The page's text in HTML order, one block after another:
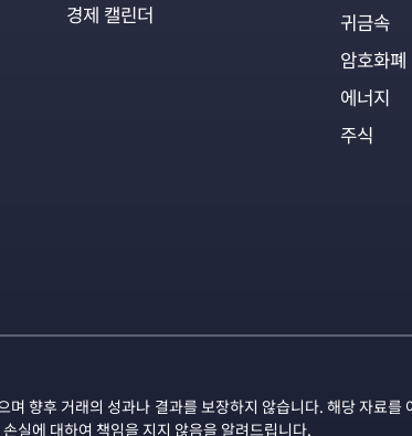
경제 캘린더
귀금속
암호화폐
에너지
주식
향후 거래의 성과나 결과를 보장하지 않습니다. 해당 자료
실에 대하여 책임을 지지 않음을 알려드립니다.